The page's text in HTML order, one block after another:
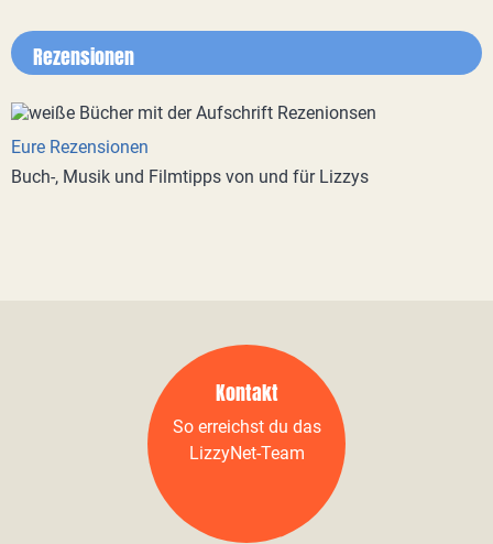
Rezensionen
Eure Rezensionen
Buch-, Musik und Filmtipps von und für Lizzys
Kontakt
So erreichst du das
LizzyNet-Team